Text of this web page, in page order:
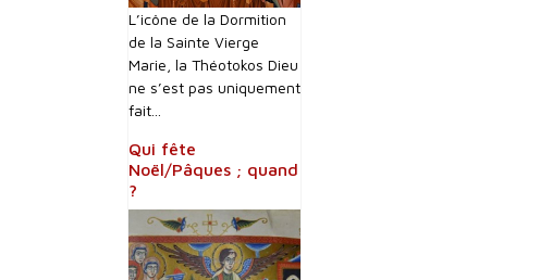
L’icône de la Dormition
de la Sainte Vierge
Marie, la Théotokos Dieu
ne s’est pas uniquement
fait...
Qui fête
Noël/Pâques ; quand
?